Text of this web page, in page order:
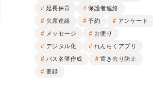
延長保育
保護者連絡
欠席連絡
予約
アンケート
メッセージ
お便り
デジタル化
れんらくアプリ
バス名簿作成
置き去り防止
要録